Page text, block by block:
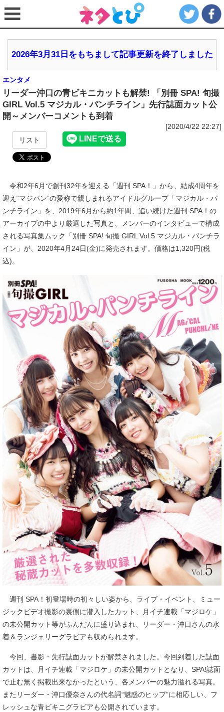
2026年3月31日をもちまして記事更新を終了しました
エンタメ
リーダー沖口の青ビキニカットも解禁! 「別冊 SPA! 旬撮
GIRL Vol.5 マジカル・パンチライン」先行誌面カット公
開～メンバーコメントも到着
[2020/4/22 22:27]
リスト
令和2年6月で創刊32年を迎える「週刊 SPA！」から、結成4周年を
迎え“マジパン”の愛称で親しまれるアイドルグループ「マジカル・パ
ンチライン」を、2019年6月から約1年間、追い続けた週刊 SPA！の
アーカイブの中より厳選した写真と、メンバーのインタビューで構成
される写真集ムック「別冊 SPA! 旬撮 GIRL Vol.5 マジカル・パンチラ
イン」が、2020年4月24日(金)に発売されます。価格は1,320円(税
込)。
週刊 SPA！初登場時の初々しい姿から、ライブ・イベント、ミュー
ジックビデオ撮影の裏側に潜入したカット、月イチ連載「マジロケ」
の未公開カット等がふんだんに盛り込まれ、リーダー・沖口さんの水
着＆ランジェリーグラビアも収められます。
今回、書影・先行誌面カットが解禁されました。今回到着した誌面
カットは、月イチ連載「マジロケ」の未公開カットとなり、SPA!誌面
で止む無く掲載出来なかったという、各メンバーの魅力溢れる写真。
またリーダー・沖口優奈さんの代名詞“魅惑のヒップ”に相応しい、フ
レッシュな青ビキニグラビアも公開されています。